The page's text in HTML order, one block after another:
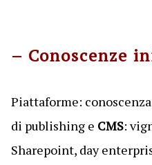
– Conoscenze
Piattaforme:
di publishing e CMS:
Sharepoint, day